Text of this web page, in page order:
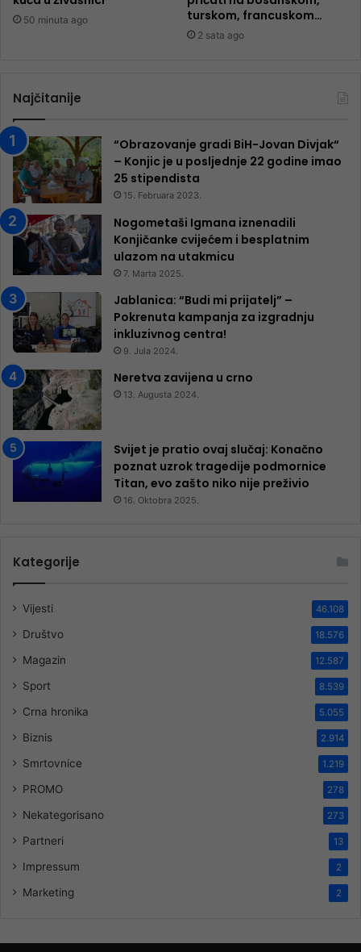
50 minuta ago
turskom, francuskom…
2 sata ago
Najčitanije
“Obrazovanje gradi BiH-Jovan Divjak“
– Konjic je u posljednje 22 godine imao
25 ​​stipendista
15. Februara 2023.
Nogometaši Igmana iznenadili
Konjičanke cvijećem i besplatnim
ulazom na utakmicu
7. Marta 2025.
Jablanica: “Budi mi prijatelj” –
Pokrenuta kampanja za izgradnju
inkluzivnog centra!
9. Jula 2024.
Neretva zavijena u crno
13. Augusta 2024.
Svijet je pratio ovaj slučaj: Konačno
poznat uzrok tragedije podmornice
Titan, evo zašto niko nije preživio
16. Oktobra 2025.
Kategorije
Vijesti 46.108
Društvo 18.576
Magazin 12.587
Sport 8.539
Crna hronika 5.055
Biznis 2.914
Smrtovnice 1.219
PROMO 278
Nekategorisano 273
Partneri 13
Impressum 2
Marketing 2